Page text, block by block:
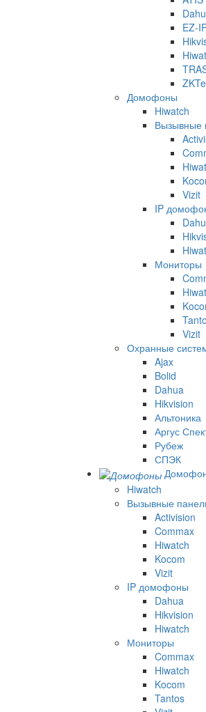
EZ-
Домофоны
Hiwatch
Вызывные
Vizit
IP
Мониторы
Vizit
Охранные
Ajax
Bolid
Dahua
Hikvision
Альтоника
Аргус
Рубеж
СПЭК
Hiwatch
Вызывные
Activision
Commax
Hiwatch
Kocom
Vizit
IP домофоны
Dahua
Hikvision
Hiwatch
Мониторы
Commax
Hiwatch
Kocom
Tantos